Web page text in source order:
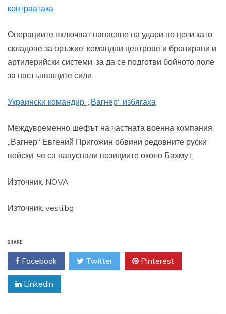
контраатака
Операциите включват нанасяне на удари по цели като
складове за оръжие, командни центрове и бронирани и
артилерийски системи, за да се подготви бойното поле
за настъпващите сили.
Украински командир: „Вагнер“ избягаха
Междувременно шефът на частната военна компания
„Вагнер“ Евгений Пригожин обвини редовните руски
войски, че са напуснали позициите около Бахмут.
Източник: NOVA
Източник: vesti.bg
SHARE
Facebook Twitter Pinterest
Linkedin